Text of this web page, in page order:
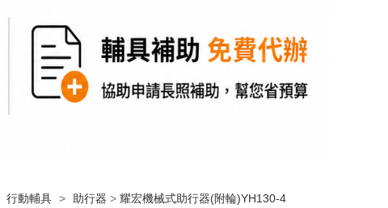
行動輔具 > 助行器 > 耀宏機械式助行器(附輪)YH130-4